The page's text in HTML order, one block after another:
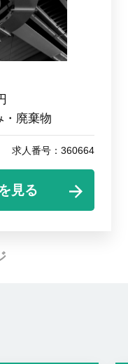
・廃棄物
求人番号：360664
見る